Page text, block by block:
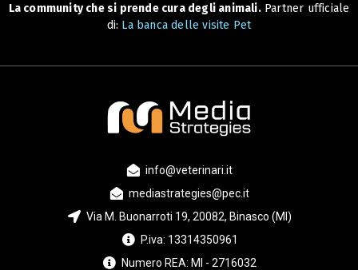
La community che si prende cura degli animali.Partner ufficiale
di: La banca delle visite Pet
info@veterinari.it
mediastrategies@pec.it
Via M. Buonarroti 19, 20082, Binasco (MI)
P.iva: 13314350961
Numero REA: MI - 2716032